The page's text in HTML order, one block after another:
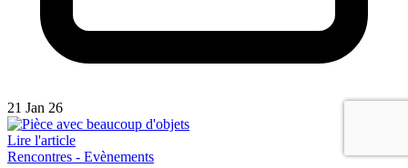
21 Jan 26
Lire l'article
Rencontres - Evènements